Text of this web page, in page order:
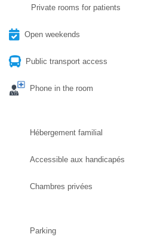
Private rooms for patients
Open weekends
Public transport access
Phone in the room
Hébergement familial
Accessible aux handicapés
Chambres privées
Parking